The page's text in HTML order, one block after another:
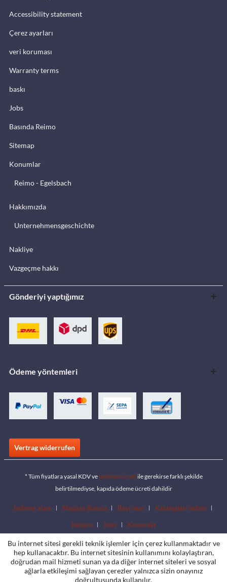
Accessibility statement
Çerez ayarları
veri koruması
Warranty terms
baskı
Jobs
Basında Reimo
Sitemap
Konumlar
Reimo - Egelsbach
Hakkımızda
Unternehmensgeschichte
Nakliye
Vazgeçme hakkı
Gönderiyi yaptığımız
Ödeme yöntemleri
Vertrag widerrufen
* Tüm fiyatlara yasal KDV veteslimat ücreti ile gerekirse farklı şekilde
belirtilmediyse, kapıda ödeme ücreti dahildir
İndirme alanı Mağaza Bulucu Bayi olun Katalogları indirin
İletişim Jobs Konumlar
Bu internet sitesi gerekli teknik işlemler için çerez kullanmaktadır ve
hep kullanacaktır. Bu internet sitesinin kullanımını kolaylaştıran,
doğrudan mail hizmeti sunan ya da diğer internet siteleri ve sosyal
ağlarla etkileşimi sağlayan çerezler yalnızca sizin onayınız
doğrultusunda kullanılır.